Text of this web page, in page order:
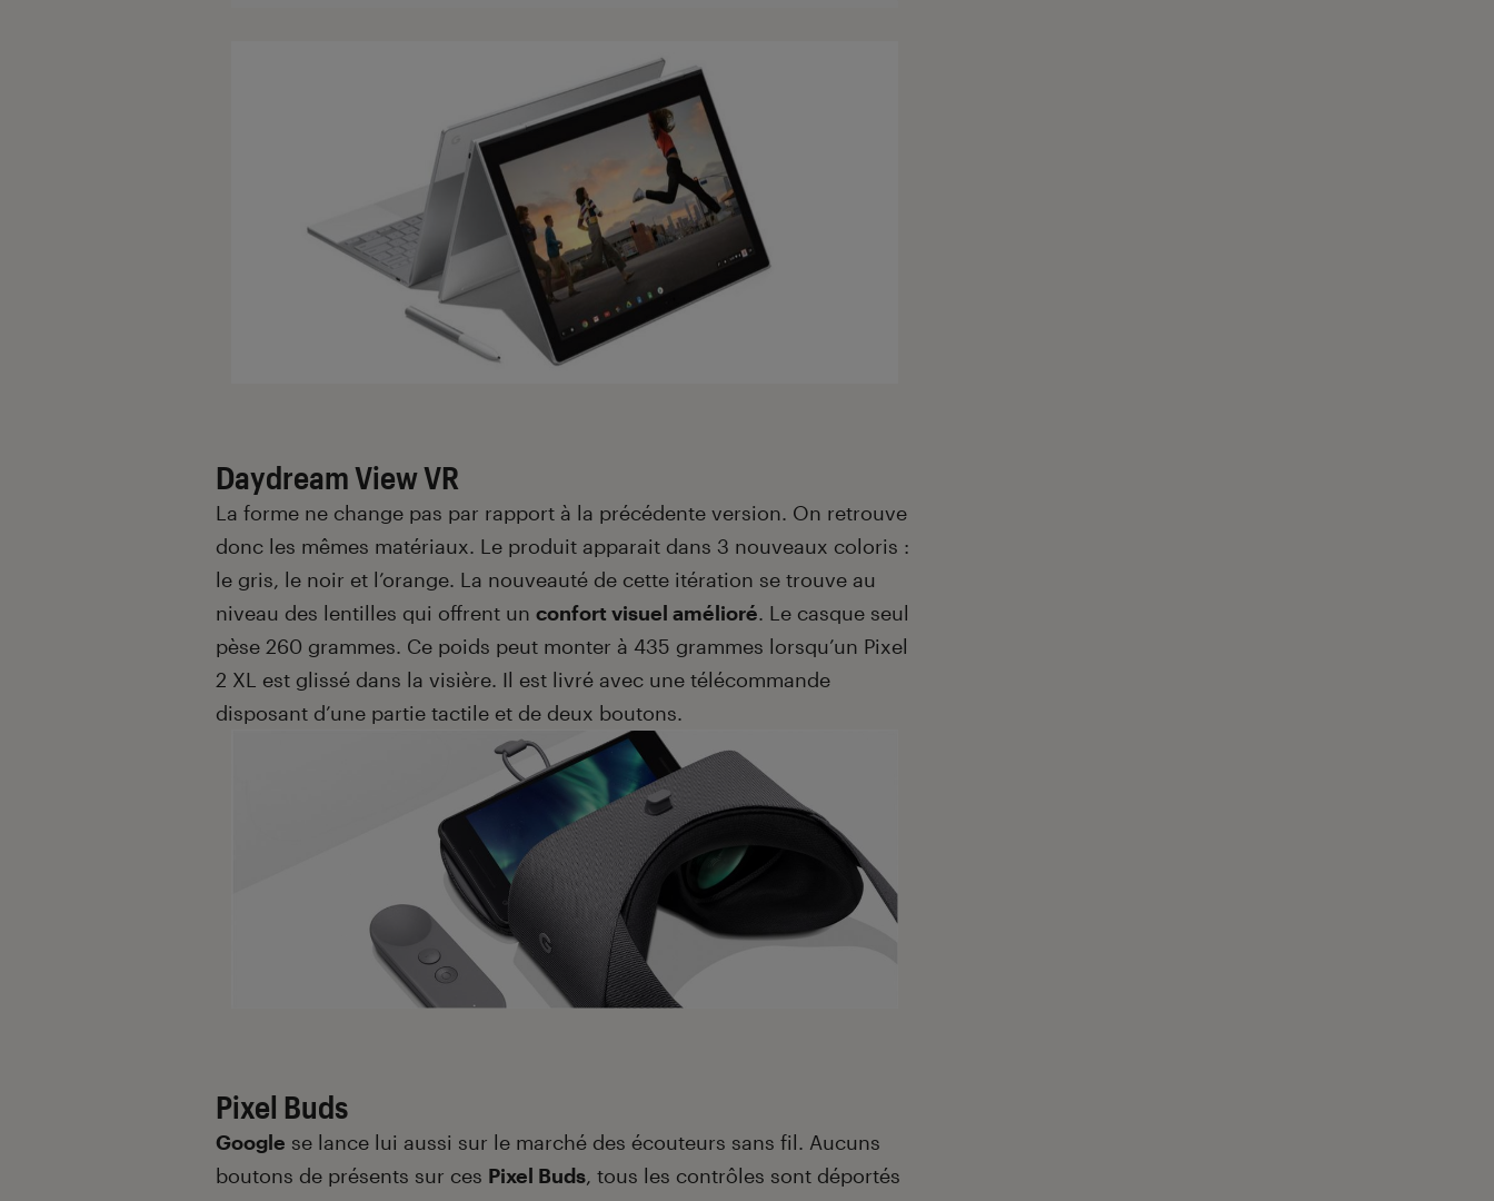
Daydream View VR
La forme ne change pas par rapport à la précédente version. On retrouve
donc les mêmes matériaux. Le produit apparait dans 3 nouveaux coloris :
le gris, le noir et l’orange. La nouveauté de cette itération se trouve au
niveau des lentilles qui offrent un confort visuel amélioré. Le casque seul
pèse 260 grammes. Ce poids peut monter à 435 grammes lorsqu’un Pixel
2 XL est glissé dans la visière. Il est livré avec une télécommande
disposant d’une partie tactile et de deux boutons.
Pixel Buds
Google se lance lui aussi sur le marché des écouteurs sans fil. Aucuns
boutons de présents sur ces Pixel Buds, tous les contrôles sont déportés